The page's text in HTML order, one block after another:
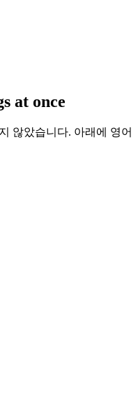
at once
않았습니다. 아래에 영어